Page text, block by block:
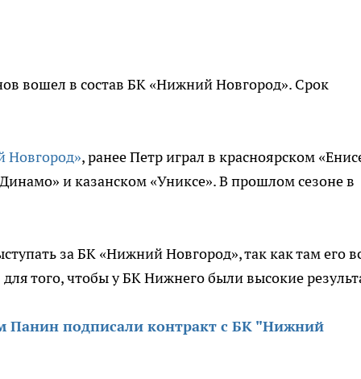
вошел в состав БК «Нижний Новгород». Срок
, ранее Петр играл в красноярском
и казанском «Униксе». В прошлом сезоне в
за БК «Нижний Новгород», так как там его
того, чтобы у БК Нижнего были высокие
Панин подписали контракт с БК "Нижний